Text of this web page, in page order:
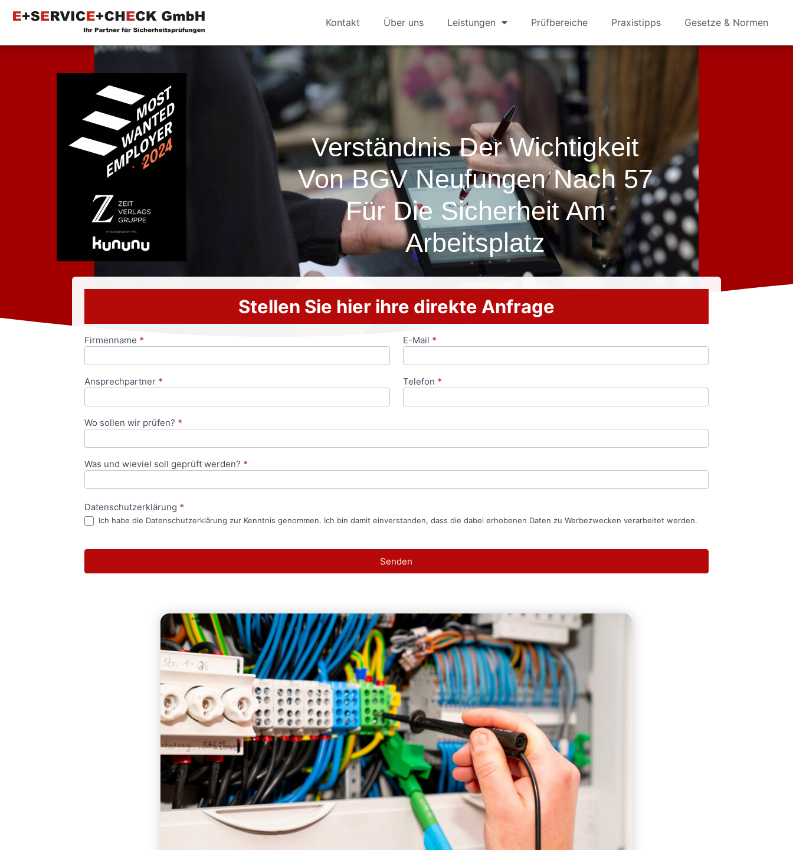
Kontakt Über uns Leistungen Prüfbereiche Praxistipps Gesetze & Normen
Verständnis Der Wichtigkeit
Von BGV Neufungen Nach 57
Für Die Sicherheit Am
Arbeitsplatz
Stellen Sie hier ihre direkte Anfrage
Anfrageformular
Firmenname * E-Mail *
Ansprechpartner * Telefon *
Wo sollen wir prüfen? *
Was und wieviel soll geprüft werden? *
Datenschutzerklärung *
Ich habe die Datenschutzerklärung zur Kenntnis genommen. Ich bin damit einverstanden, dass die dabei erhobenen Daten zu Werbezwecken verarbeitet werden.
Senden